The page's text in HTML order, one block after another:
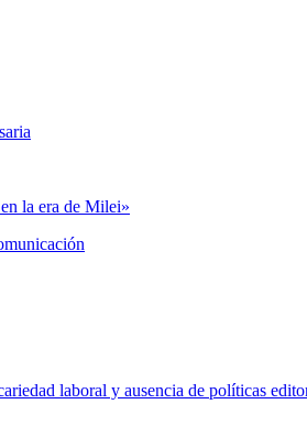
la era de Milei»
laboral y ausencia de políticas